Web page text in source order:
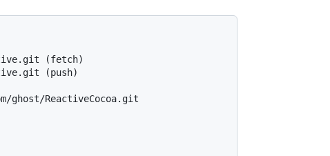
(fetch)
(push)
ReactiveCocoa.git